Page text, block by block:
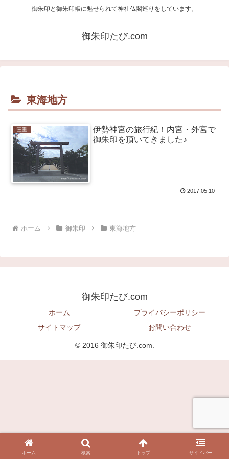
御朱印と御朱印帳に魅せられて神社仏閣巡りをしています。
御朱印たび.com
東海地方
三重
伊勢神宮の旅行紀！内宮・外宮で
御朱印を頂いてきました♪
2017.05.10
ホーム 御朱印 東海地方
御朱印たび.com
ホーム
プライバシーポリシー
サイトマップ
お問い合わせ
© 2016 御朱印たび.com.
ホーム 検索 トップ サイドバー